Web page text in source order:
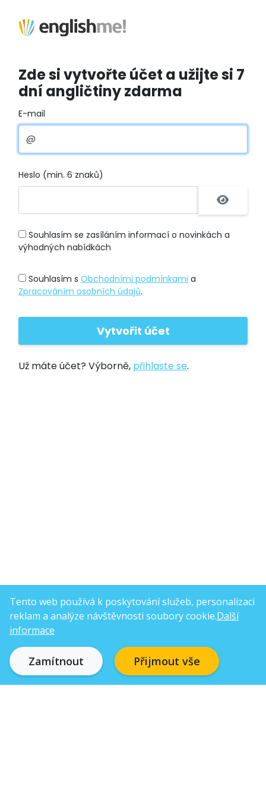
Zde si vytvořte účet a užijte si 7
dní angličtiny zdarma
E-mail
Heslo (min. 6 znaků)
Souhlasím se zasíláním informací o novinkách a
výhodných nabídkách
Souhlasím s Obchodními podmínkami a
Zpracováním osobních údajů.
Už máte účet? Výborně, přihlaste se.
Tento web používá k poskytování služeb, personalizaci
reklam a analýze návštěvnosti soubory cookie.Další
informace
Zamítnout Přijmout vše